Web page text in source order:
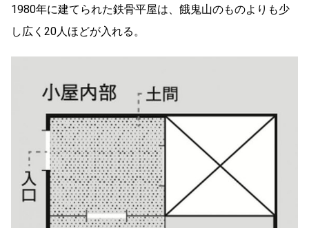
1980年に建てられた鉄骨平屋は、餓鬼山のものよりも少
し広く20人ほどが入れる。